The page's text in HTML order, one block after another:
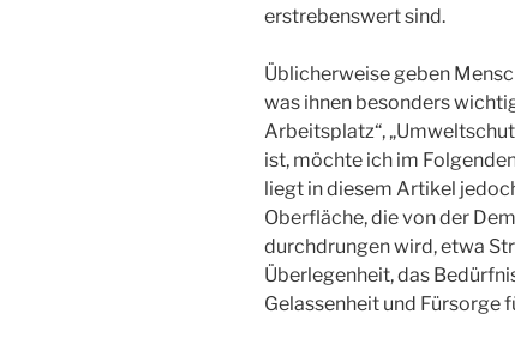
erstrebenswert sind.
Üblicherweise geben
was ihnen besonders
Arbeitsplatz“,
ist, möchte ich im
liegt in diesem Artikel
Oberfläche, die von der
durchdrungen wird, etwa
Überlegenheit, das
Gelassenheit und Fürsorge